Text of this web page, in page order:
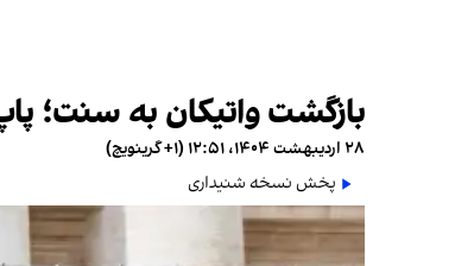
بازگشت واتیکان به سنت؛
۲۸ اردیبهشت ۱۴۰۴، ۱۲:۵۱ (‎+۱ گرینویچ)
پخش نسخه شنیداری